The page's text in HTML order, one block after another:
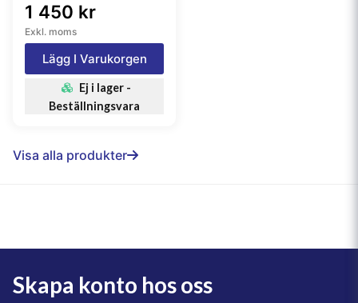
1 450 kr
Exkl. moms
Lägg I Varukorgen
Ej i lager -
Beställningsvara
Visa alla produkter
Skapa konto hos oss